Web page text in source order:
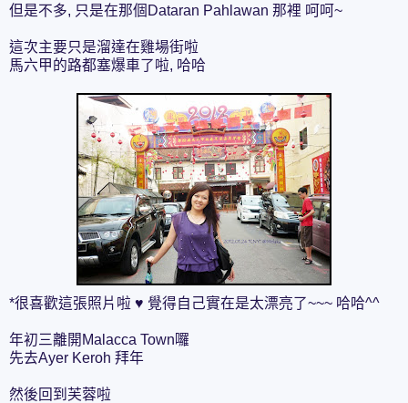
但是不多, 只是在那個Dataran Pahlawan 那裡 呵呵~
這次主要只是溜達在雞場街啦
馬六甲的路都塞爆車了啦, 哈哈
*很喜歡這張照片啦 ♥ 覺得自己實在是太漂亮了~~~ 哈哈^^
年初三離開Malacca Town囉
先去Ayer Keroh 拜年
然後回到芙蓉啦